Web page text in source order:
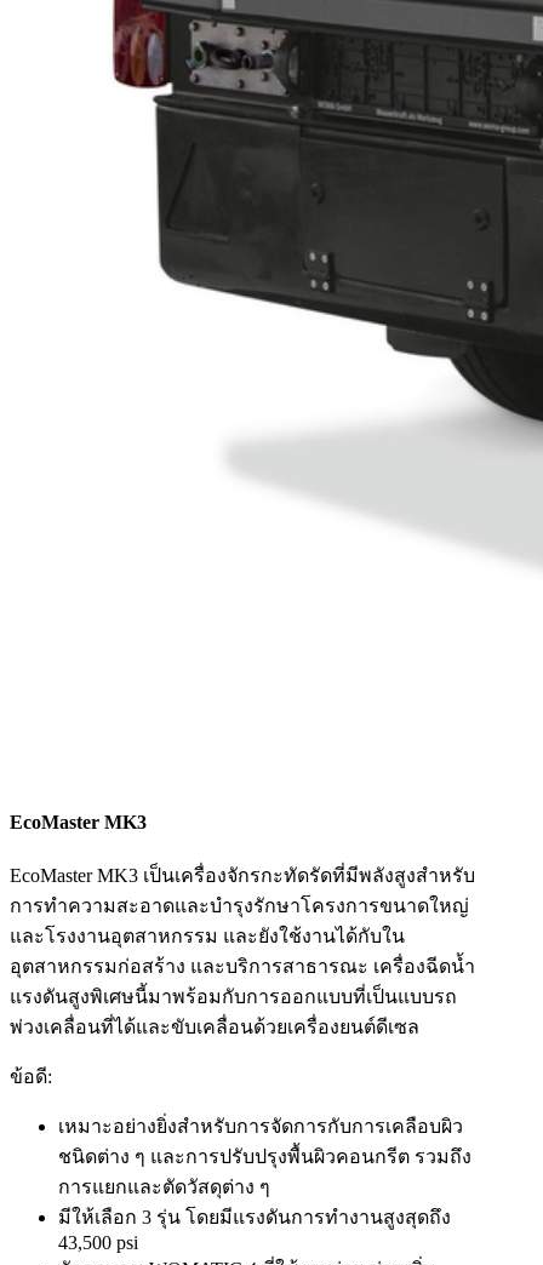
EcoMaster MK3
EcoMaster MK3 เป็นเครื่องจักรกะทัดรัดที่มีพลังสูงสำหรับ
การทำความสะอาดและบำรุงรักษาโครงการขนาดใหญ่
และโรงงานอุตสาหกรรม และยังใช้งานได้กับใน
อุตสาหกรรมก่อสร้าง และบริการสาธารณะ เครื่องฉีดน้ำ
แรงดันสูงพิเศษนี้มาพร้อมกับการออกแบบที่เป็นแบบรถ
พ่วงเคลื่อนที่ได้และขับเคลื่อนด้วยเครื่องยนต์ดีเซล
ข้อดี:
เหมาะอย่างยิ่งสำหรับการจัดการกับการเคลือบผิว
ชนิดต่าง ๆ และการปรับปรุงพื้นผิวคอนกรีต รวมถึง
การแยกและตัดวัสดุต่าง ๆ
มีให้เลือก 3 รุ่น โดยมีแรงดันการทำงานสูงสุดถึง
43,500 psi